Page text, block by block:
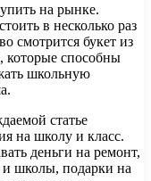
на рынке.
в несколько раз
смотрится букет из
которые способны
школьную
статье
на школу и класс.
деньги на ремонт,
школы, подарки на